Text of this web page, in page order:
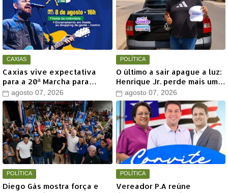
CAXIAS
Caxias vive expectativa
para a 20ª Marcha para
Jesus com show de Marcus
Salles
agosto 07, 2026
POLÍTICA
O último a sair apague a luz:
Henrique Jr. perde mais um
aliado em Timon
agosto 07, 2026
POLÍTICA
Diego Gás mostra força e
POLÍTICA
Vereador P.A reúne